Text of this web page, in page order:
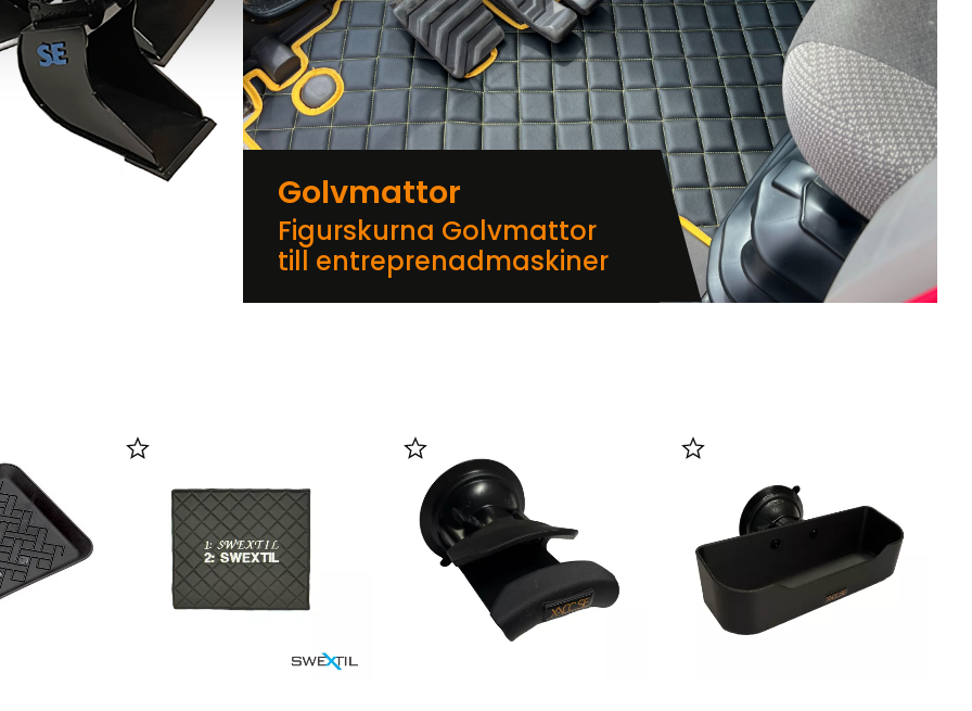
Golvmattor
Figurskurna Golvmattor
till entreprenadmaskiner
Lägg till i favoriter Lägg till i favoriter Lägg till i favoriter